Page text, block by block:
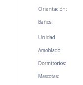
Orientación:
Baños:
Unidad
Amoblado:
Dormitorios:
Mascotas: